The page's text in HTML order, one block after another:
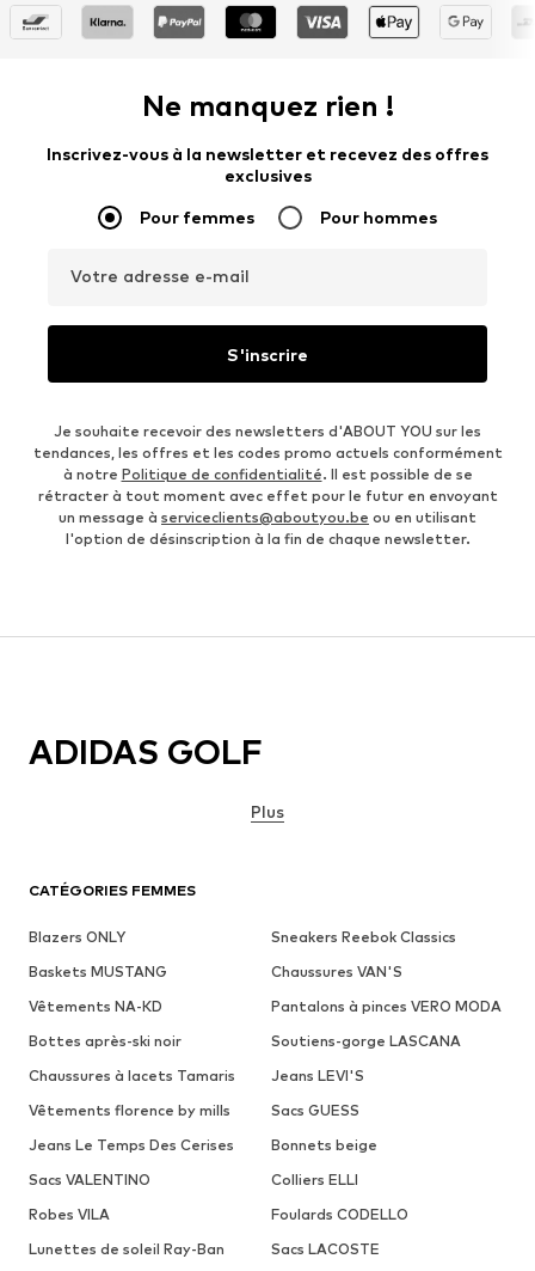
Ne manquez rien !
Inscrivez-vous à la newsletter et recevez des offres
exclusives
Pour femmes Pour hommes
Votre adresse e-mail
S'inscrire
Je souhaite recevoir des newsletters d'ABOUT YOU sur les
tendances, les offres et les codes promo actuels conformément
à notre Politique de confidentialité. Il est possible de se
rétracter à tout moment avec effet pour le futur en envoyant
un message à serviceclients@aboutyou.be ou en utilisant
l'option de désinscription à la fin de chaque newsletter.
CATÉGORIES FEMMES
Blazers ONLY
Sneakers Reebok Classics
Baskets MUSTANG
Chaussures VAN'S
Vêtements NA-KD
Pantalons à pinces VERO MODA
Bottes après-ski noir
Soutiens-gorge LASCANA
Chaussures à lacets Tamaris
Jeans LEVI'S
Vêtements florence by mills
Sacs GUESS
Jeans Le Temps Des Cerises
Bonnets beige
Sacs VALENTINO
Colliers ELLI
Robes VILA
Foulards CODELLO
Lunettes de soleil Ray-Ban
Sacs LACOSTE
ADIDAS GOLF
Plus